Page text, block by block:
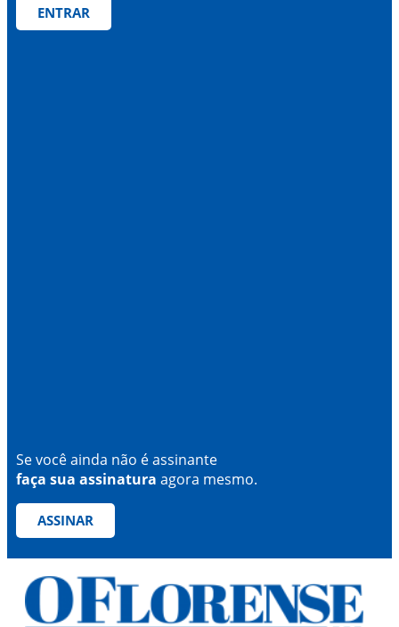
ENTRAR
Se você ainda não é assinante
faça sua assinatura agora mesmo.
ASSINAR